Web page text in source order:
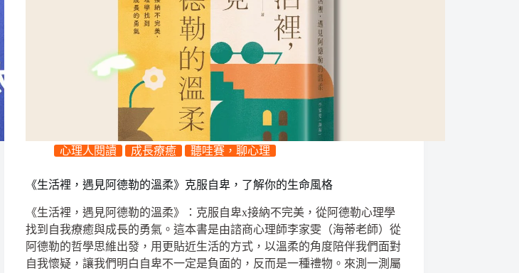
心理人閱讀 成長療癒 聽哇賽，聊心理
《生活裡，遇見阿德勒的溫柔》克服自卑，了解你的生命風格
《生活裡，遇見阿德勒的溫柔》：克服自卑x接納不完美，從阿德勒心理學
找到自我療癒與成長的勇氣。這本書是由諮商心理師李家雯（海蒂老師）從
阿德勒的哲學思維出發，用更貼近生活的方式，以溫柔的角度陪伴我們面對
自我懷疑，讓我們明白自卑不一定是負面的，反而是一種禮物。來測一測屬